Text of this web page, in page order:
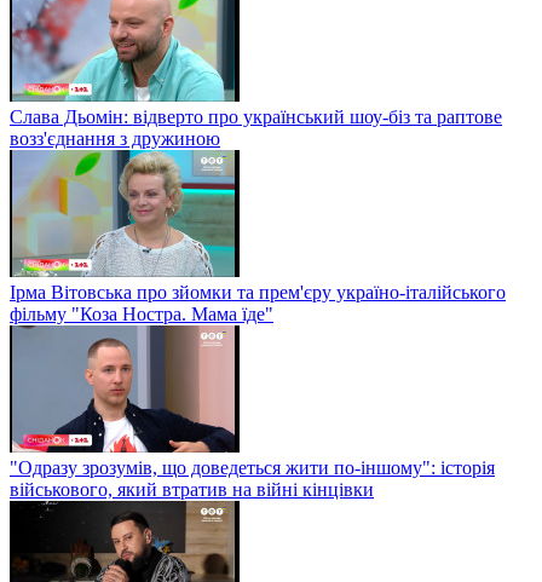
Слава Дьомін: відверто про український шоу-біз та раптове
возз'єднання з дружиною
Ірма Вітовська про зйомки та прем'єру україно-італійського
фільму "Коза Ностра. Мама їде"
"Одразу зрозумів, що доведеться жити по-іншому": історія
військового, який втратив на війні кінцівки